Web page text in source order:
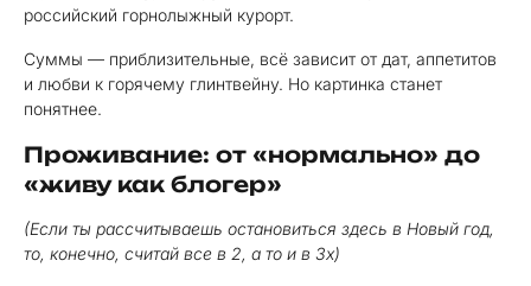
российский горнолыжный курорт.
Суммы — приблизительные, всё зависит от дат, аппетитов
и любви к горячему глинтвейну. Но картинка станет
понятнее.
Проживание: от «нормально» до
«живу как блогер»
(Если ты рассчитываешь остановиться здесь в Новый год,
то, конечно, считай все в 2, а то и в 3х)